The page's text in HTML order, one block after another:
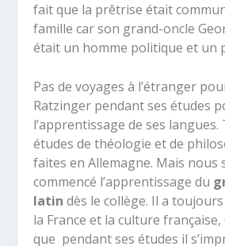
fait que la prêtrise était
famille car son grand-oncle
était un homme politique et un
Pas de voyages à l’étranger
Ratzinger pendant ses études
l’apprentissage de ses langues.
études de théologie et de
faites en Allemagne. Mais nous
commencé l’apprentissage du
latin dès le collège. Il a
la France et la culture française,
que pendant ses études il